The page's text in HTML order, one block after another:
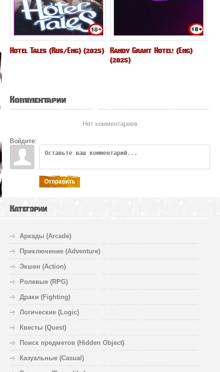
Hotel Tales (Rus/Eng) (2025)
Kandy Grant Hotel! (Eng)
(2025)
Комментарии
Нет комментариев
Войдите:
Отправить
Категории
Аркады (Arcade)
Приключение (Adventure)
Экшен (Action)
Ролевые (RPG)
Драки (Fighting)
Логические (Logic)
Квесты (Quest)
Поиск предметов (Hidden Object)
Казуальные (Casual)